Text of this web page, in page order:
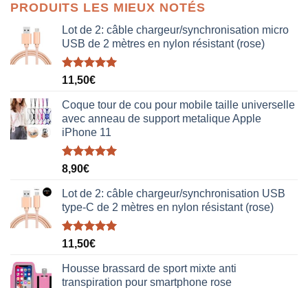
était :
38,00€.
est :
19,00€.
PRODUITS LES MIEUX NOTÉS
Lot de 2: câble chargeur/synchronisation micro
USB de 2 mètres en nylon résistant (rose)
Note5.00
11,50€
Coque tour de cou pour mobile taille universelle
avec anneau de support metalique Apple
iPhone 11
Note5.00
8,90€
Lot de 2: câble chargeur/synchronisation USB
type-C de 2 mètres en nylon résistant (rose)
Note5.00
11,50€
Housse brassard de sport mixte anti
transpiration pour smartphone rose